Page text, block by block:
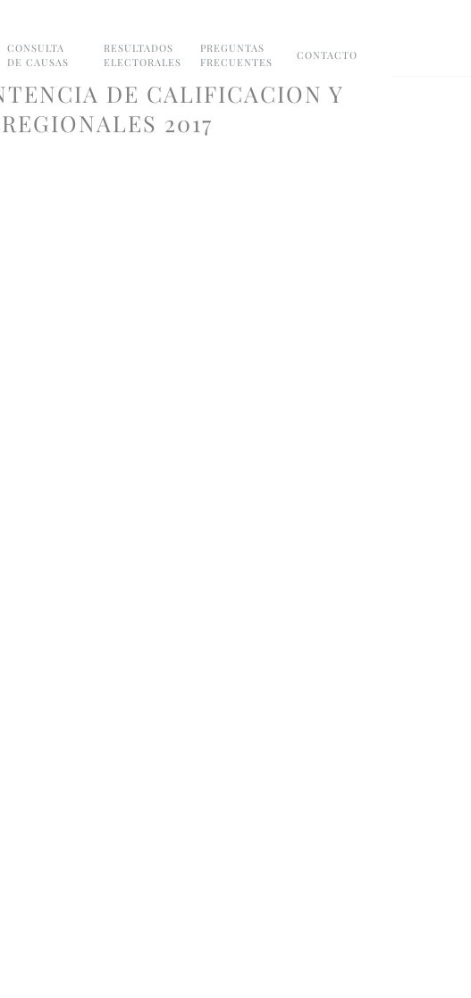
CONSULTA
DE CAUSAS
RESULTADOS
ELECTORALES
PREGUNTAS
FRECUENTES
CONTACTO
DE CALIFICACION Y
2017